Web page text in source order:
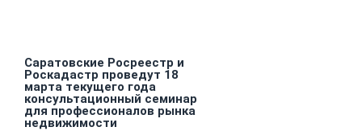
Саратовские Росреестр и
Роскадастр проведут 18
марта текущего года
консультационный семинар
для профессионалов рынка
недвижимости